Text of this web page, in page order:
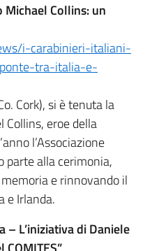
Collins: un
i-carabinieri-italiani-
tra-italia-e-
Cork), si è tenuta la
eroe della
l’Associazione
parte alla cerimonia,
e rinnovando il
e Irlanda.
– L’iniziativa di Daniele